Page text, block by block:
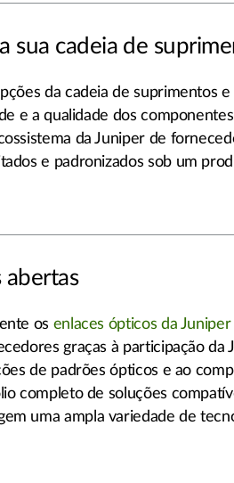
sua cadeia de
da cadeia de suprimentos e
e a qualidade dos
da Juniper de
e padronizados sob um
abertas
os enlaces ópticos da Juniper
graças à participação da
de padrões ópticos e ao
completo de soluções
uma ampla variedade de